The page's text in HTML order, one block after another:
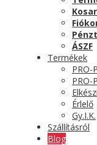
ÁSZF
Termékek
PRO-
PRO-
Érlelő
Gy.I.K.
Szállításról
Blog